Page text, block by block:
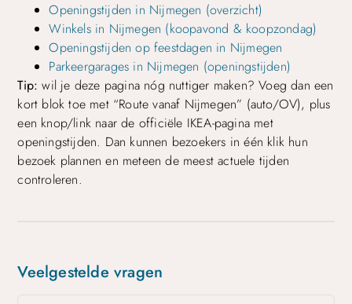
Openingstijden in Nijmegen (overzicht)
Winkels in Nijmegen (koopavond & koopzondag)
Openingstijden op feestdagen in Nijmegen
Parkeergarages in Nijmegen (openingstijden)
Tip: wil je deze pagina nóg nuttiger maken? Voeg dan een
kort blok toe met “Route vanaf Nijmegen” (auto/OV), plus
een knop/link naar de officiële IKEA-pagina met
openingstijden. Dan kunnen bezoekers in één klik hun
bezoek plannen en meteen de meest actuele tijden
controleren.
Veelgestelde vragen